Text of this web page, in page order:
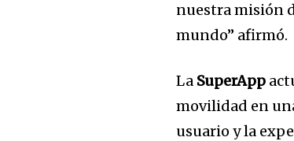
nuestra misión
mundo” afirmó.
La SuperApp
movilidad en
usuario y la